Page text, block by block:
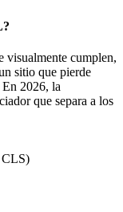
visualmente cumplen,
sitio que pierde
En 2026, la
que separa a los
CLS)